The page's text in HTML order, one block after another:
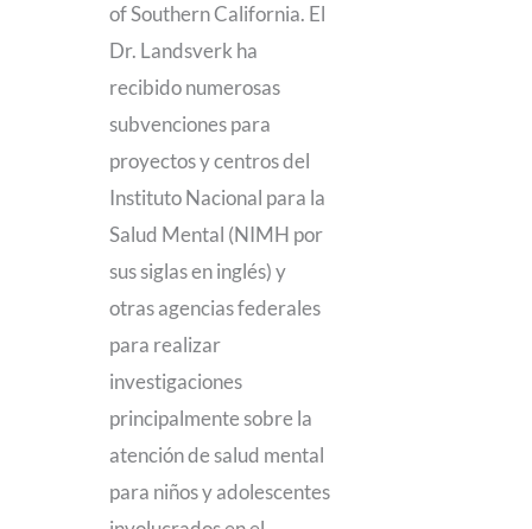
of Southern California. El
Dr. Landsverk ha
recibido numerosas
subvenciones para
proyectos y centros del
Instituto Nacional para la
Salud Mental (NIMH por
sus siglas en inglés) y
otras agencias federales
para realizar
investigaciones
principalmente sobre la
atención de salud mental
para niños y adolescentes